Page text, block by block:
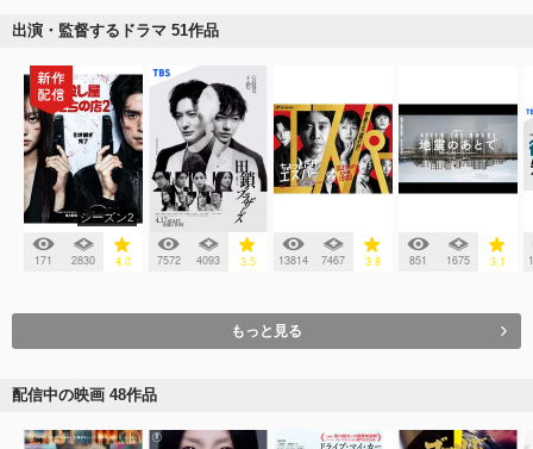
出演・監督するドラマ 51作品
シーズン2
171 2830 4.0 7572 4093 3.5 13814 7467 3.8 851 1675 3.1
もっと見る
配信中の映画 48作品